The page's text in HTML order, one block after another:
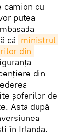
camion cu
putea
că ministrul
din
din
șoferilor de
Asta după
în Irlanda.